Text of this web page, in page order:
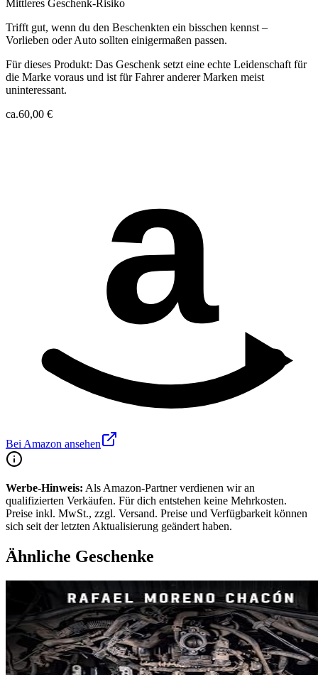
Mittleres Geschenk-Risiko
Trifft gut, wenn du den Beschenkten ein bisschen kennst –
Vorlieben oder Auto sollten einigermaßen passen.
Für dieses Produkt: Das Geschenk setzt eine echte Leidenschaft für
die Marke voraus und ist für Fahrer anderer Marken meist
uninteressant.
ca.60,00 €
a
Bei Amazon ansehen
Werbe-Hinweis: Als Amazon-Partner verdienen wir an
qualifizierten Verkäufen. Für dich entstehen keine Mehrkosten.
Preise inkl. MwSt., zzgl. Versand. Preise und Verfügbarkeit können
sich seit der letzten Aktualisierung geändert haben.
Ähnliche Geschenke